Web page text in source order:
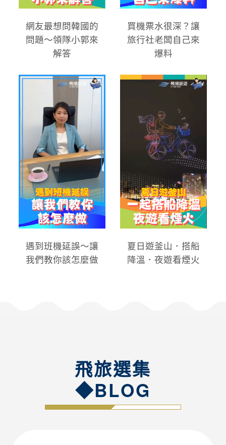
網友最想問韓國的
問題～領隊小郭來
解答
買機票水很深？讓
旅行社老闆自己來
爆料
遇到班機延誤～讓
我們教你該怎麼做
夏日遊釜山．搭船
降溫．夜遊看煙火
飛旅選集
◆BLOG